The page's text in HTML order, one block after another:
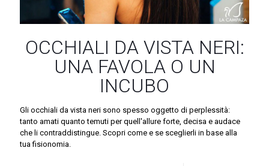
OCCHIALI DA VISTA NERI:
UNA FAVOLA O UN
INCUBO
Gli occhiali da vista neri sono spesso oggetto di perplessità:
tanto amati quanto temuti per quell'allure forte, decisa e audace
che li contraddistingue. Scopri come e se sceglierli in base alla
tua fisionomia.